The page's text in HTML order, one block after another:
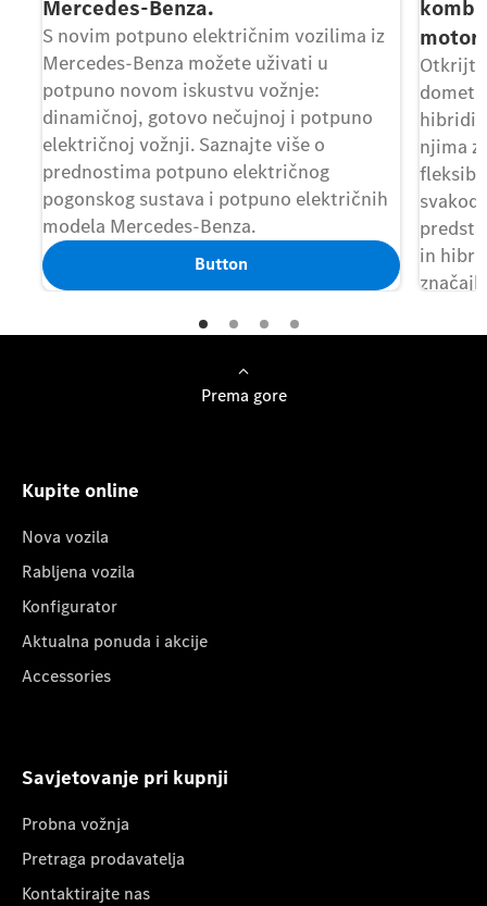
Mercedes-Benza.
S novim potpuno električnim vozilima iz
Mercedes-Benza možete uživati u
potpuno novom iskustvu vožnje:
dinamičnoj, gotovo nečujnoj i potpuno
električnoj vožnji. Saznajte više o
prednostima potpuno električnog
pogonskog sustava i potpuno električnih
modela Mercedes-Benza.
Button
domet
njima
in
Prema gore
Kupite online
Nova vozila
Rabljena vozila
Konfigurator
Aktualna ponuda i akcije
Accessories
Savjetovanje pri kupnji
Probna vožnja
Pretraga prodavatelja
Kontaktirajte nas